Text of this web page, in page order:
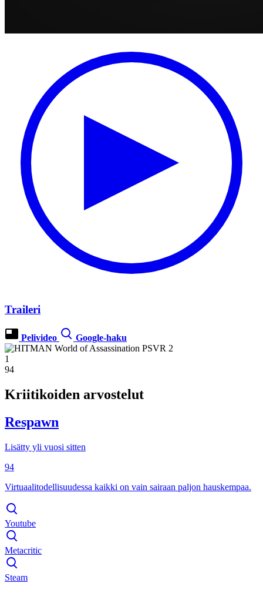
Traileri
Pelivideo Google-haku
1
94
Kriitikoiden arvostelut
Respawn
Lisätty yli vuosi sitten
94
Virtuaalitodellisuudessa kaikki on vain sairaan paljon hauskempaa.
Youtube
Metacritic
Steam